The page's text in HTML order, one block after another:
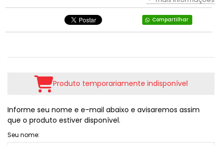
Compartilhar
Produto temporariamente indisponível
Informe seu nome e e-mail abaixo e avisaremos assim
que o produto estiver disponível.
Seu nome: